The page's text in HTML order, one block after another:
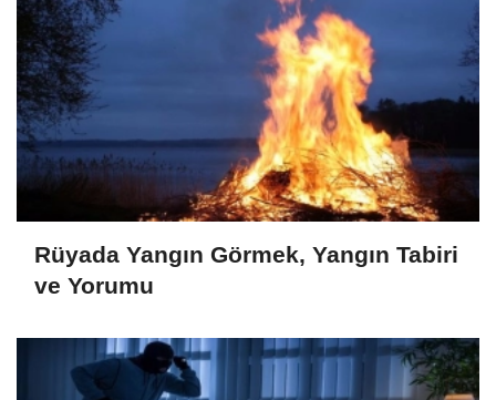
Rüyada Yangın Görmek, Yangın Tabiri
ve Yorumu